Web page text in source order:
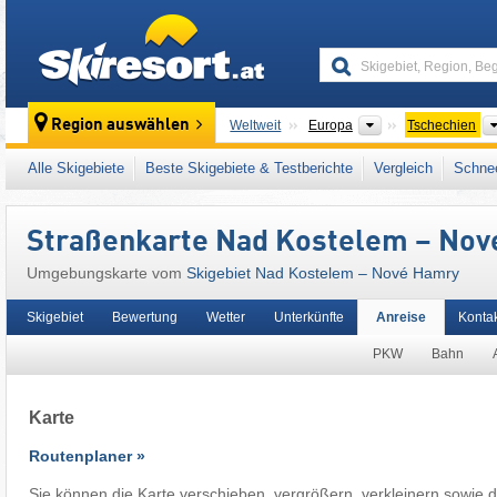
Region auswählen Weltweit Europa Kontinente
Tschechien
Dieses Skigebiet liegt auch in:
Europäische Union
Alle Skigebiete Beste Skigebiete & Testberichte Vergleich
Straßenkarte Nad Kostelem –
Umgebungskarte vom Skigebiet Nad Kostelem – Nové Hamry
Skigebiet Bewertung Wetter Unterkünfte Anreise
PKW Bahn
Karte
Routenplaner »